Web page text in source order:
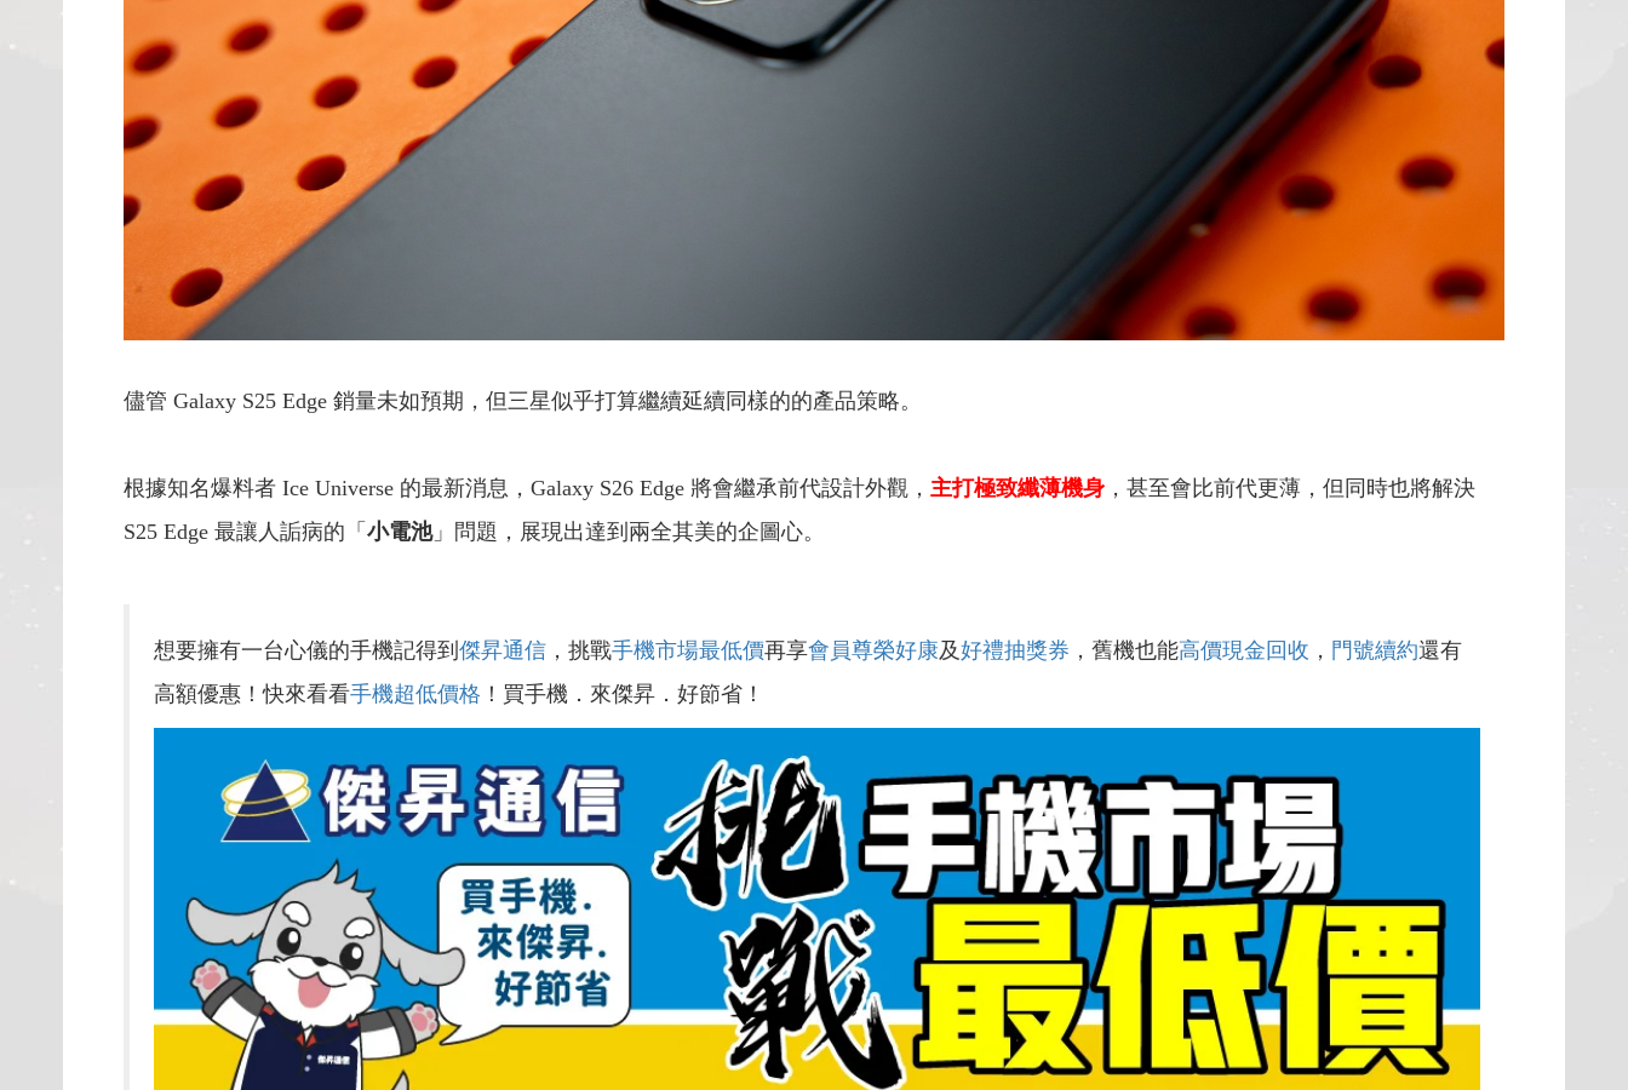
儘管 Galaxy S25 Edge 銷量未如預期，但三星似乎打算繼續延續同樣的的產品策略。
根據知名爆料者 Ice Universe 的最新消息，Galaxy S26 Edge 將會繼承前代設計外觀， 主打極致纖薄機身 ，甚至會比前代更薄，但同時也將解決
S25 Edge 最讓人詬病的「 小電池」問題，展現出達到兩全其美的企圖心。
想要擁有一台心儀的手機記得到 傑昇通信 ，挑戰手機市場最低價再享會員尊榮好康及好禮抽獎券 ，舊機也能高價現金回收 ， 門號續約還有
高額優惠！快來看看手機超低價格 ！買手機．來傑昇．好節省！